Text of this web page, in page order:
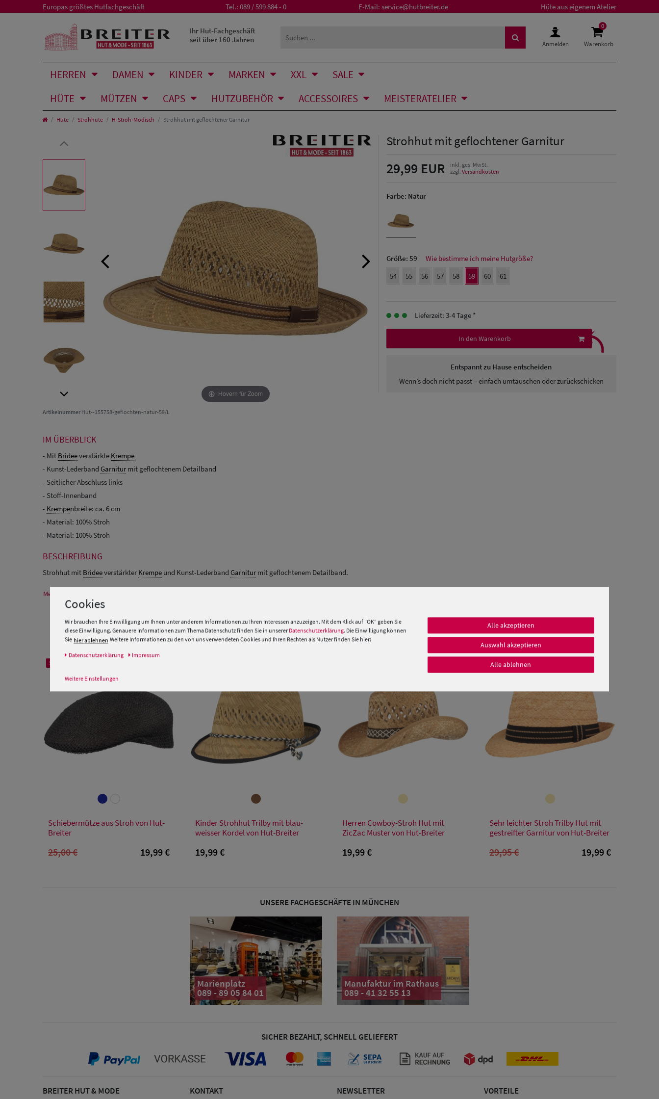
Europas größtes Hutfachgeschäft Tel.: 089 / 599 884 - 0 E-Mail: service@hutbreiter.de Hüte aus eigenem Atelier
Ihr Hut-Fachgeschäft
seit über 160 Jahren
Anmelden
0
Warenkorb
HERREN DAMEN KINDER MARKEN XXL
SALE
HÜTE
MÜTZEN CAPS HUTZUBEHÖR ACCESSOIRES MEISTERATELIER
Hüte Strohhüte H-Stroh-Modisch Strohhut mit geflochtener Garnitur
Hovern für Zoom
ArtikelnummerHut--155758-geflochten-natur-59/L
Strohhut mit geflochtener Garnitur
29,99 EUR
inkl. ges. MwSt.
zzgl. Versandkosten
Farbe: Natur
Größe: 59
Wie bestimme ich meine Hutgröße?
54
55 56 57 58 59 60 61
Lieferzeit: 3-4 Tage *
In den Warenkorb
Entspannt zu Hause entscheiden
Wenn’s doch nicht passt – einfach umtauschen oder zurückschicken
⤹
IM ÜBERBLICK
- Mit Brideeverstärkte Krempe
- Kunst-Lederband Garnitur mit geflochtenem Detailband
- Seitlicher Abschluss links
- Stoff-Innenband
- Krempenbreite: ca. 6 cm
- Material: 100% Stroh
- Material: 100% Stroh
BESCHREIBUNG
Strohhut mit Brideeverstärkter Krempe und Kunst-Lederband Garnitur mit geflochtenem Detailband.
Mehr Informationen zum Hersteller und EU Verantwortlichen »
PRODUKTEMPFEHLUNGEN
SALE
Schiebermütze aus Stroh von Hut-
Breiter
25,00 € 19,99 €
48 50 52 54 56
Kinder Strohhut Trilby mit blau-
weisser Kordel von Hut-Breiter
19,99 €
XL
Herren Cowboy-Stroh Hut mit
ZicZac Muster von Hut-Breiter
19,99 €
SALE
XL
Sehr leichter Stroh Trilby Hut mit
gestreifter Garnitur von Hut-Breiter
29,95 € 19,99 €
UNSERE FACHGESCHÄFTE IN MÜNCHEN
Marienplatz
089 - 89 05 84 01
Manufaktur im Rathaus
089 - 41 32 55 13
SICHER BEZAHLT, SCHNELL GELIEFERT
BREITER HUT & MODE KONTAKT NEWSLETTER VORTEILE
Cookies
Wir brauchen Ihre Einwilligung um Ihnen unter anderem Informationen zu Ihren Interessen anzuzeigen. Mit dem Klick auf "OK" geben Sie
diese Einwilligung. Genauere Informationen zum Thema Datenschutz finden Sie in unserer Datenschutzerklärung. Die Einwilligung können
Sie hier ablehnen Weitere Informationen zu den von uns verwendeten Cookies und Ihren Rechten als Nutzer finden Sie hier:
Daten­schutz­erklärung Impressum
Weitere Einstellungen
Alle akzeptieren
Auswahl akzeptieren
Alle ablehnen